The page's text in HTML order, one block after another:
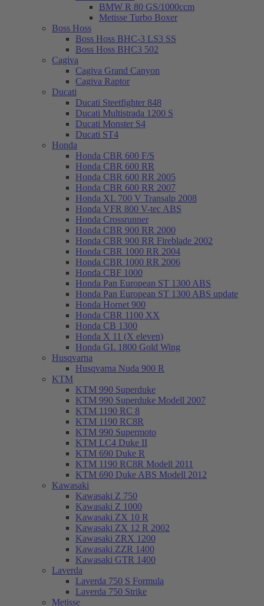
BMW R 80 GS/1000ccm
Metisse Turbo Boxer
Boss Hoss
Boss Hoss BHC-3 LS3 SS
Boss Hoss BHC3 502
Cagiva
Cagiva Grand Canyon
Cagiva Raptor
Ducati
Ducati Steetfighter 848
Ducati Multistrada 1200 S
Ducati Monster S4
Ducati ST4
Honda
Honda CBR 600 F/S
Honda CBR 600 RR
Honda CBR 600 RR 2005
Honda CBR 600 RR 2007
Honda XL 700 V Transalp 2008
Honda VFR 800 V-tec ABS
Honda Crossrunner
Honda CBR 900 RR 2000
Honda CBR 900 RR Fireblade 2002
Honda CBR 1000 RR 2004
Honda CBR 1000 RR 2006
Honda CBF 1000
Honda Pan European ST 1300 ABS
Honda Pan European ST 1300 ABS update
Honda Hornet 900
Honda CBR 1100 XX
Honda CB 1300
Honda X 11 (X eleven)
Honda GL 1800 Gold Wing
Husqvarna
Husqvarna Nuda 900 R
KTM
KTM 990 Superduke
KTM 990 Superduke Modell 2007
KTM 1190 RC 8
KTM 1190 RC8R
KTM 990 Supermoto
KTM LC4 Duke II
KTM 690 Duke R
KTM 1190 RC8R Modell 2011
KTM 690 Duke ABS Modell 2012
Kawasaki
Kawasaki Z 750
Kawasaki Z 1000
Kawasaki ZX 10 R
Kawasaki ZX 12 R 2002
Kawasaki ZRX 1200
Kawasaki ZZR 1400
Kawasaki GTR 1400
Laverda
Laverda 750 S Formula
Laverda 750 Strike
Metisse